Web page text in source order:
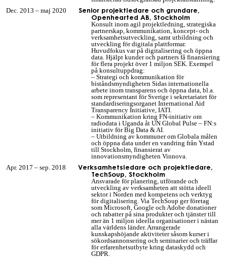
Dec. 2013 – maj 2020 Senior projektledare och grundare,
Openhearted AB, Stockholm
Konsult inom agil projektledning, strategiska
partnerskap, kommunikation, koncept- och
verksamhetsutveckling, samt utbildning och
utveckling för digitala plattformar.
Huvudfokus varpå digitalisering och öppna
data. Hjälpt kunder och partners få finansiering
för flera projekt över 1 miljon SEK. Exempel
på konsultuppdrag:
– Strategi och kommunikation för
biståndsmyndigheten Sidas internationella
arbete inom transparens och öppna data, bl.a.
som representant för Sverige i sekretariatet för
standardiseringsorganet International Aid
Transparency Initiative, IATI.
– Kommunikation kring FN-initiativ om
radiodata i Uganda åt UN Global Pulse – FN:s
initiativ för Big Data & AI.
– Utbildning av kommuner om Globala målen
och öppna data under en vandring från Ystad
till Stockholm, finansierat av
innovationsmyndigheten Vinnova.
Apr. 2017 – sep. 2018 Verksamhetsledare och projektledare,
TechSoup, Stockholm
Ansvarade för planering, utförande och
utveckling av verksamheten att stötta ideell
sektor i Norden med kompetens och verktyg
för digitalisering. Via TechSoup ger företag
som Microsoft, Google och Adobe donationer
och rabatter på sina produkter och tjänster till
mer än 1 miljon ideella organisationer i nästan
alla världens länder. Arrangerade
kunskapshöjande aktiviteter såsom kurser i
sökordsannonsering och seminarier och träffar
för erfarenhetsutbyte kring dataskydd och
GDPR.